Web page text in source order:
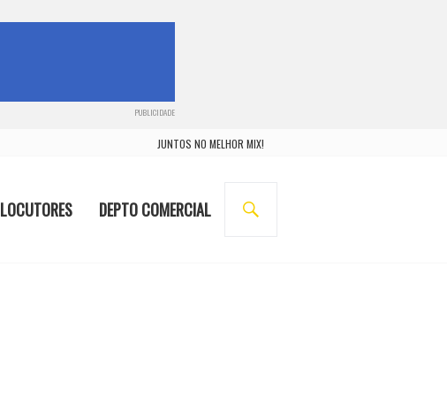
PUBLICIDADE
JUNTOS NO MELHOR MIX!
LOCUTORES DEPTO COMERCIAL